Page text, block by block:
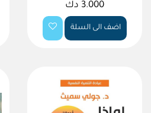
3.000 دك
اضف الى السلة